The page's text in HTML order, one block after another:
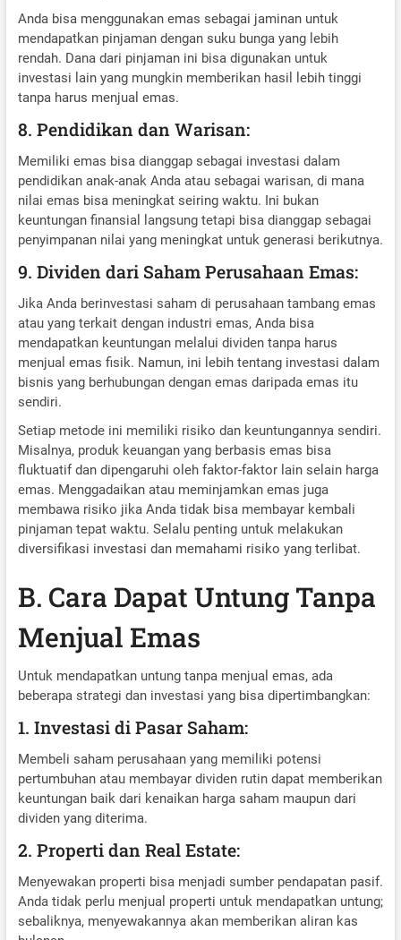
Anda bisa menggunakan emas sebagai jaminan untuk
mendapatkan pinjaman dengan suku bunga yang lebih
rendah. Dana dari pinjaman ini bisa digunakan untuk
investasi lain yang mungkin memberikan hasil lebih tinggi
tanpa harus menjual emas.
8. Pendidikan dan Warisan:
Memiliki emas bisa dianggap sebagai investasi dalam
pendidikan anak-anak Anda atau sebagai warisan, di mana
nilai emas bisa meningkat seiring waktu. Ini bukan
keuntungan finansial langsung tetapi bisa dianggap sebagai
penyimpanan nilai yang meningkat untuk generasi berikutnya.
9. Dividen dari Saham Perusahaan Emas:
Jika Anda berinvestasi saham di perusahaan tambang emas
atau yang terkait dengan industri emas, Anda bisa
mendapatkan keuntungan melalui dividen tanpa harus
menjual emas fisik. Namun, ini lebih tentang investasi dalam
bisnis yang berhubungan dengan emas daripada emas itu
sendiri.
Setiap metode ini memiliki risiko dan keuntungannya sendiri.
Misalnya, produk keuangan yang berbasis emas bisa
fluktuatif dan dipengaruhi oleh faktor-faktor lain selain harga
emas. Menggadaikan atau meminjamkan emas juga
membawa risiko jika Anda tidak bisa membayar kembali
pinjaman tepat waktu. Selalu penting untuk melakukan
diversifikasi investasi dan memahami risiko yang terlibat.
B. Cara Dapat Untung Tanpa
Menjual Emas
Untuk mendapatkan untung tanpa menjual emas, ada
beberapa strategi dan investasi yang bisa dipertimbangkan:
1. Investasi di Pasar Saham:
Membeli saham perusahaan yang memiliki potensi
pertumbuhan atau membayar dividen rutin dapat memberikan
keuntungan baik dari kenaikan harga saham maupun dari
dividen yang diterima.
2. Properti dan Real Estate:
Menyewakan properti bisa menjadi sumber pendapatan pasif.
Anda tidak perlu menjual properti untuk mendapatkan untung;
sebaliknya, menyewakannya akan memberikan aliran kas